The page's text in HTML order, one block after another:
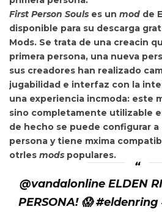
First Person Souls es un mod de
disponible para su descarga
Mods. Se trata de una creacin
primera persona, una nueva
sus creadores han realizado
jugabilidad e interfaz con la
una experiencia incmoda: este
sino completamente utilizable
de hecho se puede configurar
persona y tiene mxima
otrles mods populares.
@vandalonline ELDEN
PERSONA! 😱